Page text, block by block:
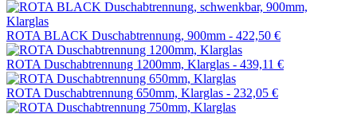
ROTA BLACK Duschabtrennung, 900mm - 422,50 €
ROTA Duschabtrennung 1200mm, Klarglas - 439,11 €
ROTA Duschabtrennung 650mm, Klarglas - 232,05 €